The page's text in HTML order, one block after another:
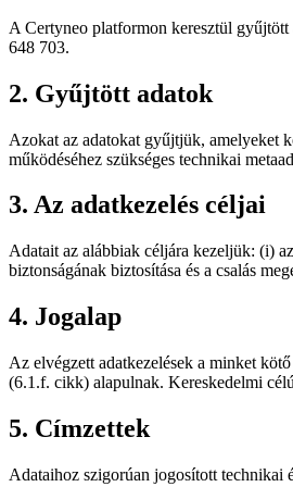
A Certyneo platformon keresztül
648 703.
2. Gyűjtött adatok
Azokat az adatokat gyűjtjük, amelyeket
működéséhez szükséges technikai
3. Az adatkezelés céljai
Adatait az alábbiak céljára kezeljük: (i)
biztonságának biztosítása és a csalás
4. Jogalap
Az elvégzett adatkezelések a minket
(6.1.f. cikk) alapulnak. Kereskedelmi
5. Címzettek
Adataihoz szigorúan jogosított technikai